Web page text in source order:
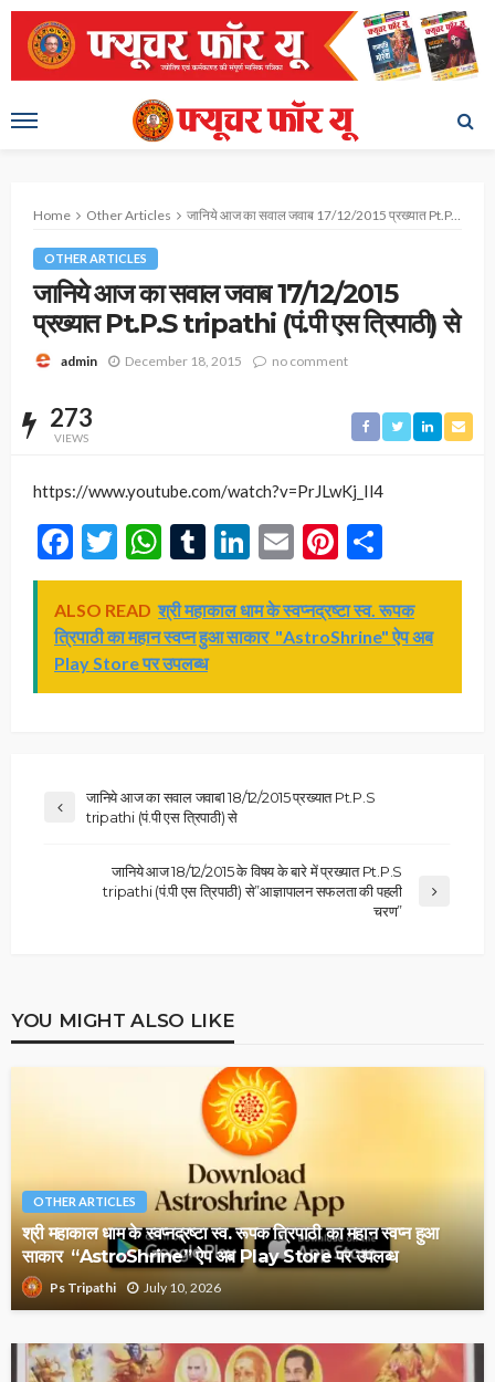
Home Other Articles जानिये आज का सवाल जवाब 17/12/2015 प्रख्यात Pt.P.S tripathi (पं.पी एस त्रिपाठी) से
OTHER ARTICLES
जानिये आज का सवाल जवाब 17/12/2015
प्रख्यात Pt.P.S tripathi (पं.पी एस त्रिपाठी) से
admin December 18, 2015 no comment
273
VIEWS
https://www.youtube.com/watch?v=PrJLwKj_Il4
Facebook
Twitter
WhatsApp
Tumblr
LinkedIn
EmailPinterest
ALSO READ श्री महाकाल धाम के स्वप्नद्रष्टा स्व. रूपक
त्रिपाठी का महान स्वप्न हुआ साकार "AstroShrine" ऐप अब
Play Store पर उपलब्ध
जानिये आज का सवाल जवाब1 18/12/2015 प्रख्यात Pt.P.S
tripathi (पं.पी एस त्रिपाठी) से
जानिये आज 18/12/2015 के विषय के बारे में प्रख्यात Pt.P.S
tripathi (पं.पी एस त्रिपाठी) से”आज्ञापालन सफलता की पहली
चरण”
YOU MIGHT ALSO LIKE
OTHER ARTICLES
श्री महाकाल धाम के स्वप्नद्रष्टा स्व. रूपक त्रिपाठी का महान स्वप्न हुआ
साकार “AstroShrine” ऐप अब Play Store पर उपलब्ध
Ps Tripathi July 10, 2026